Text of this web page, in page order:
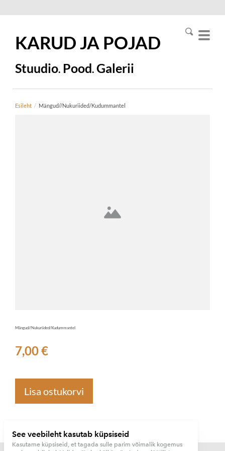
KARUD JA POJAD
Stuudio. Pood. Galerii
Esileht / Mängud//Nukuriided/Kudummantel
Mängud//Nukuriided/Kudummantel
7,00 €
Lisa ostukorvi
See veebileht kasutab küpsiseid
Kasutame küpsiseid, et tagada sulle parim võimalik kogemus